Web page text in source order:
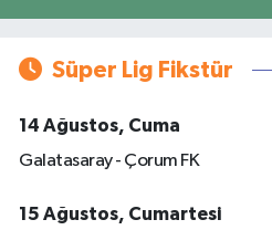
Süper Lig Fikstür
14 Ağustos, Cuma
Galatasaray - Çorum FK
15 Ağustos, Cumartesi